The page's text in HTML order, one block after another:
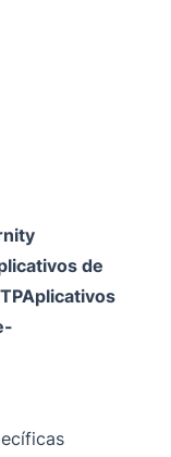
de
Aplicativos